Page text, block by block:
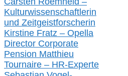
Kulturwissenschaftlerin
und Zeitgeistforscherin
Kirstine Fratz – Opella
Director Corporate
Pension Matthieu
Tournaire – HR-Experte